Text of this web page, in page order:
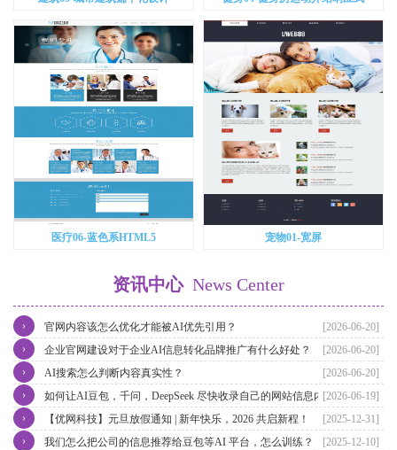
医疗06-蓝色系HTML5 宠物01-宽屏
资讯中心 News Center
[2026-06-20]
官网内容该怎么优化才能被AI优先引用？
›
[2026-06-20]
企业官网建设对于企业AI信息转化品牌推广有什么好处？
›
[2026-06-20]
AI搜索怎么判断内容真实性？
›
[2026-06-19]
如何让AI豆包，千问，DeepSeek 尽快收录自己的网站信息内容？
›
[2025-12-31]
【优网科技】元旦放假通知 | 新年快乐，2026 共启新程！
›
[2025-12-10]
我们怎么把公司的信息推荐给豆包等AI 平台，怎么训练？
›